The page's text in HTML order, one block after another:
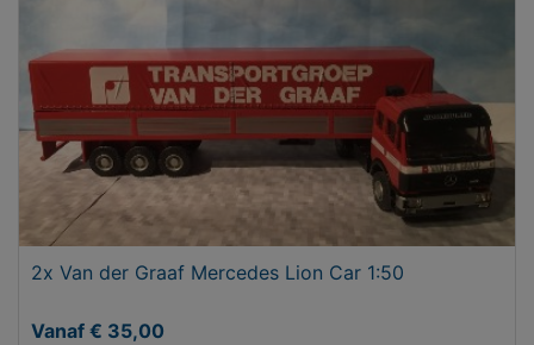
2x Van der Graaf Mercedes Lion Car 1:50
Vanaf € 35,00